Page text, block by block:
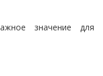
значение для